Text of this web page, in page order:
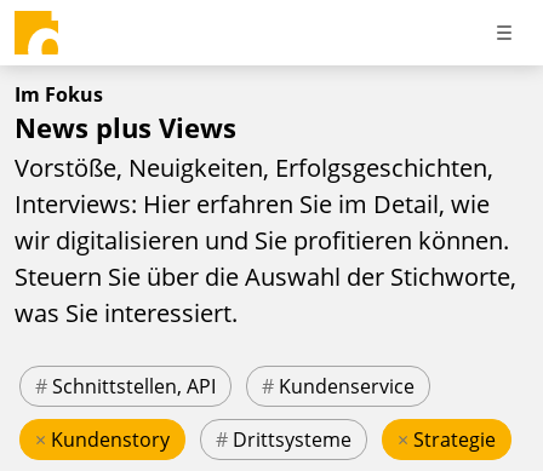
Im Fokus
News plus Views
Vorstöße, Neuigkeiten, Erfolgsgeschichten,
Interviews: Hier erfahren Sie im Detail, wie
wir digitalisieren und Sie profitieren können.
Steuern Sie über die Auswahl der Stichworte,
was Sie interessiert.
#Schnittstellen, API # Kundenservice
× Kundenstory # Drittsysteme × Strategie